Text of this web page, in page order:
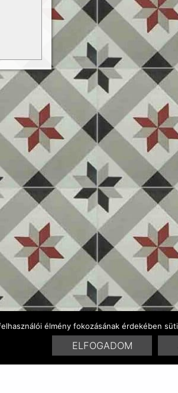
élmény fokozásának érdekében
ELFOGADOM